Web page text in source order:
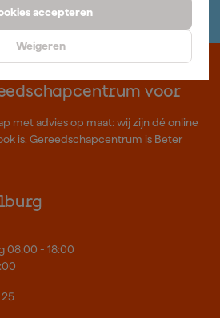
accepteren
Weigeren
met één van onze specialisten.
voor
met advies op maat: wij zijn dé online
is. Gereedschapcentrum is Beter
08:00 - 18:00